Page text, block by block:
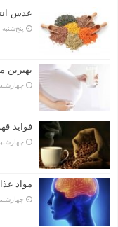
عدس
پنج‌شنبه 19 اکتبر 2017
بهترین
چهارشنبه 18 اکتبر
فواید
چهارشنبه 18 اکتبر
مواد
چهارشنبه 18 اکتبر